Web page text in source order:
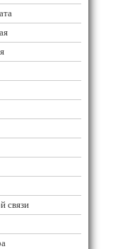
связи